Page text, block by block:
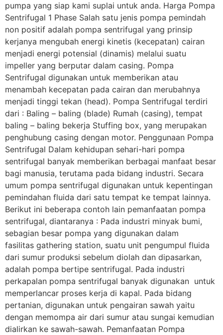
pumpa yang siap kami suplai untuk anda. Harga Pompa
Sentrifugal 1 Phase Salah satu jenis pompa pemindah
non positif adalah pompa sentrifugal yang prinsip
kerjanya mengubah energi kinetis (kecepatan) cairan
menjadi energi potensial (dinamis) melalui suatu
impeller yang berputar dalam casing. Pompa
Sentrifugal digunakan untuk memberikan atau
menambah kecepatan pada cairan dan merubahnya
menjadi tinggi tekan (head). Pompa Sentrifugal terdiri
dari : Baling – baling (blade) Rumah (casing), tempat
baling – baling bekerja Stuffing box, yang merupakan
penghubung casing dengan motor. Penggunaan Pompa
Sentrifugal Dalam kehidupan sehari-hari pompa
sentrifugal banyak memberikan berbagai manfaat besar
bagi manusia, terutama pada bidang industri. Secara
umum pompa sentrifugal digunakan untuk kepentingan
pemindahan fluida dari satu tempat ke tempat lainnya.
Berikut ini beberapa contoh lain pemanfaatan pompa
sentrifugal, diantaranya : Pada industri minyak bumi,
sebagian besar pompa yang digunakan dalam
fasilitas gathering station, suatu unit pengumpul fluida
dari sumur produksi sebelum diolah dan dipasarkan,
adalah pompa bertipe sentrifugal. Pada industri
perkapalan pompa sentrifugal banyak digunakan untuk
memperlancar proses kerja di kapal. Pada bidang
pertanian, digunakan untuk pengairan sawah yaitu
dengan memompa air dari sumur atau sungai kemudian
dialirkan ke sawah-sawah. Pemanfaatan Pompa